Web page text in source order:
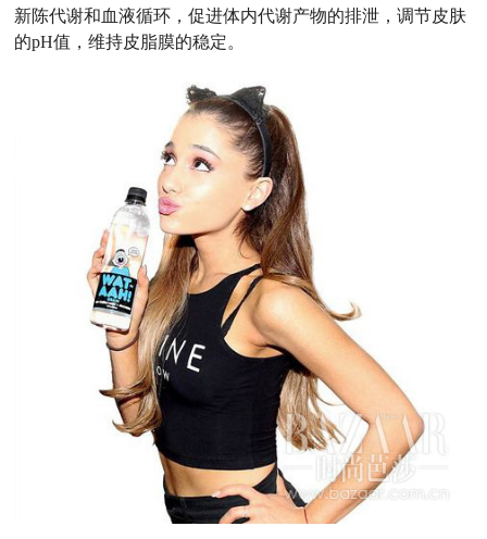
新陈代谢和血液循环，促进体内代谢产物的排泄，调节皮肤
的pH值，维持皮脂膜的稳定。